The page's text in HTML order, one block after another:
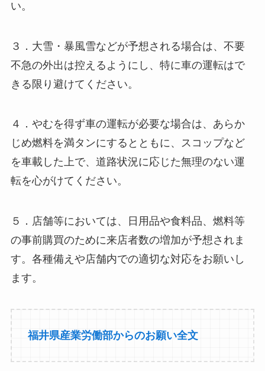
い。
３．大雪・暴風雪などが予想される場合は、不要
不急の外出は控えるようにし、特に車の運転はで
きる限り避けてください。
４．やむを得ず車の運転が必要な場合は、あらか
じめ燃料を満タンにするとともに、スコップなど
を車載した上で、道路状況に応じた無理のない運
転を心がけてください。
５．店舗等においては、日用品や食料品、燃料等
の事前購買のために来店者数の増加が予想されま
す。各種備えや店舗内での適切な対応をお願いし
ます。
福井県産業労働部からのお願い全文